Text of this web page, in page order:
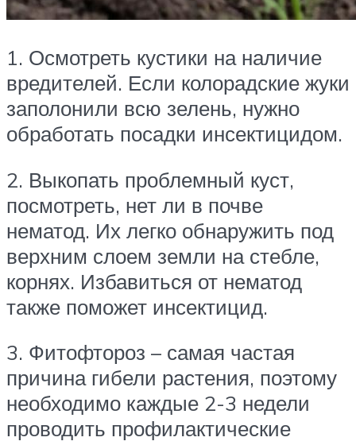
1. Осмотреть кустики на наличие
вредителей. Если колорадские жуки
заполонили всю зелень, нужно
обработать посадки инсектицидом.
2. Выкопать проблемный куст,
посмотреть, нет ли в почве
нематод. Их легко обнаружить под
верхним слоем земли на стебле,
корнях. Избавиться от нематод
также поможет инсектицид.
3. Фитофтороз – самая частая
причина гибели растения, поэтому
необходимо каждые 2-3 недели
проводить профилактические